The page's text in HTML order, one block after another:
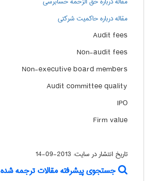
مقاله درباره حاکمیت شرکتی
Audit fees
Non-audit fees
Non-executive board members
Audit committee quality
IPO
Firm value
تاریخ انتشار در سایت: 2013-09-14
جستجوی پیشرفته مقالات ترجمه شده